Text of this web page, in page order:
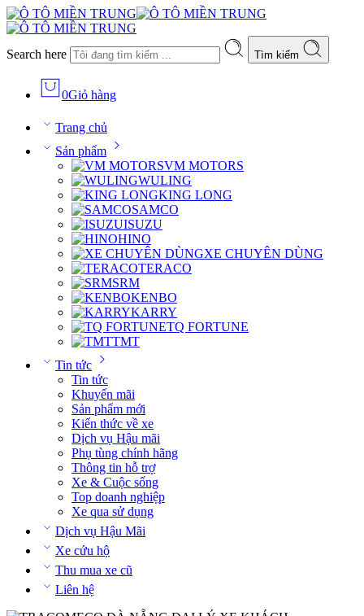
Search here Tìm kiếm
0Giỏ hàng
Trang chủ
Sản phẩm
VM MOTORS
WULING
KING LONG
SAMCO
ISUZU
HINO
XE CHUYÊN DÙNG
TERACO
SRM
KENBO
KARRY
TQ FORTUNE
TMT
Tin tức
Tin tức
Khuyến mãi
Sản phẩm mới
Kiến thức về xe
Dịch vụ Hậu mãi
Phụ tùng chính hãng
Thông tin hỗ trợ
Xe & Cuộc sống
Top doanh nghiệp
Xe qua sử dụng
Dịch vụ Hậu Mãi
Xe cứu hộ
Thu mua xe cũ
Liên hệ